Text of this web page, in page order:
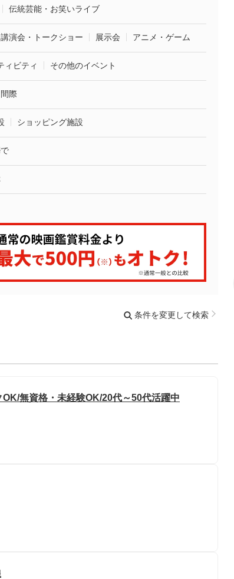
伝統芸能・お笑いライブ
講演会・トークショー 展示会 アニメ・ゲーム
ィビティ その他のイベント
際
ショッピング施設
条件を変更して検索
無資格・未経験OK/20代～50代活躍中